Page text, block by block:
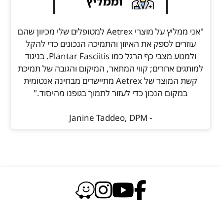
"אני ממליץ על מוצרי Aetrex למטופלים שלי מכיוון שהם
עוזרים לספק את האיזון והתמיכה הנכונים כדי להקל
ולמנוע מצבי כף הרגל כמו Plantar Fasciitis. בניגוד
למותגים אחרים; קווי המתאר, המיקום והגובה של תמיכת
קשת המוצר של Aetrex מתיישרים מבחינה אנטומית
במקום הנכון כדי לעזור לתמוך בגופנו מהיסוד."
- Janine Taddeo, DPM